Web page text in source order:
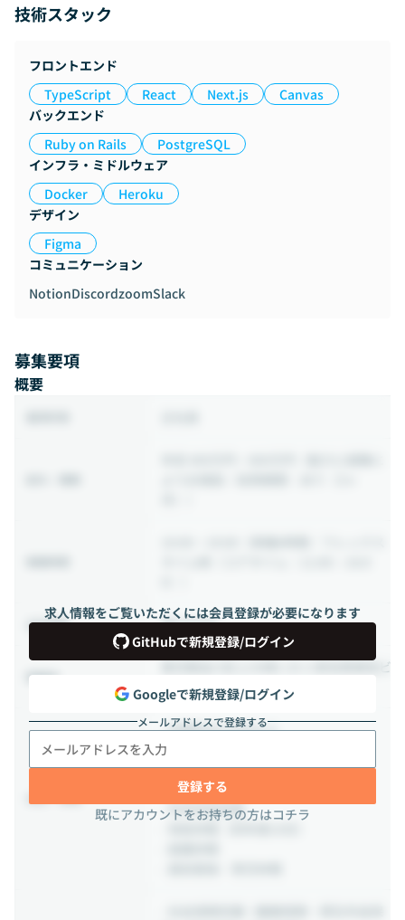
技術スタック
フロントエンド
TypeScript
React Next.js
Canvas
バックエンド
Ruby on Rails
PostgreSQL
インフラ・ミドルウェア
Docker
Heroku
デザイン
Figma
コミュニケーション
NotionDiscordzoomSlack
募集要項
概要
求人情報をご覧いただくには会員登録が必要になります
GitHubで新規登録/ログイン
Googleで新規登録/ログイン
メールアドレスで登録する
登録する
既にアカウントをお持ちの方はコチラ
出社頻度 週5日出社
勤務地
東京都品川区上大崎2-25-2 新目黒東急ビ
ル9F
- 年間休日120日以上
- 完全週休2日制（土曜・日曜）
- 祝日休み
- 夏季休暇
- 年末年始休暇